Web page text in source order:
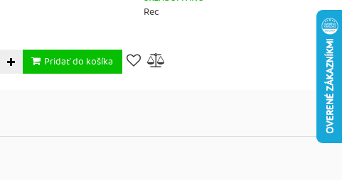
Rec
Pridať do košíka